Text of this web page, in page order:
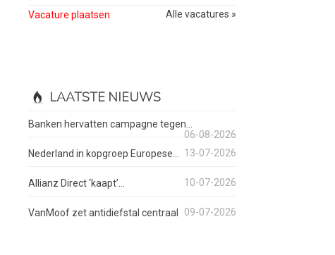
Vacature plaatsen Alle vacatures »
LAATSTE NIEUWS
Banken hervatten campagne tegen...
06-08-2026
Nederland in kopgroep Europese...
13-07-2026
Allianz Direct ‘kaapt’... 10-07-2026
VanMoof zet antidiefstal centraal 09-07-2026